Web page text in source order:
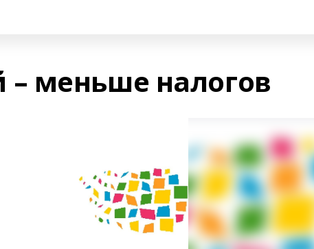
– меньше налогов